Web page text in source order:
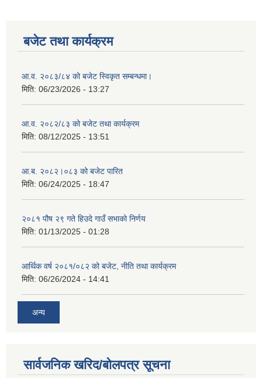
बजेट तथा कार्यक्रम
आ.व. २०८३/८४ को बजेट स्विकृत सम्बन्धमा।
मिति: 06/23/2026 - 13:27
आ.व. २०८२/८३ को बजेट तथा कार्यक्रम
मिति: 08/12/2025 - 13:51
आ.ब. २०८२।०८३ को बजेट पारित
मिति: 06/24/2025 - 18:47
२०८१ पौष २९ गते हिउदे गाउँ सभाको निर्णय
मिति: 01/13/2025 - 01:28
आर्थिक वर्ष २०८१/०८२ को बजेट, नीति तथा कार्यक्रम
मिति: 06/26/2024 - 14:41
अन्य
सार्वजनिक खरिद/बोलपत्र सूचना